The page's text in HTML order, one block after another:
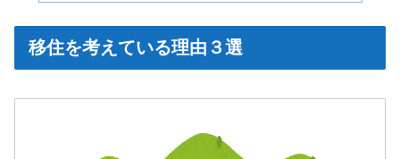
移住を考えている理由３選